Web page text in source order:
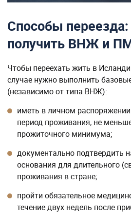
Способы переезда:
получить ВНЖ и
Чтобы переехать жить в
случае нужно выполнить
(независимо от типа ВНЖ):
иметь в личном
период проживания, не
прожиточного минимума;
документально подтвердить
основания для длительного
проживания в стране;
пройти обязательное
течение двух недель после